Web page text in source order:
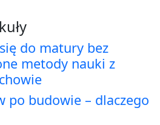
do matury bez
metody nauki z
po budowie – dlaczego